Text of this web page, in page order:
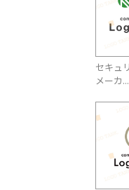
セキュ
メーカ...